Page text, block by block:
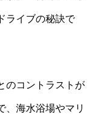
ライブの秘訣で
のコントラストが
、海水浴場やマリ